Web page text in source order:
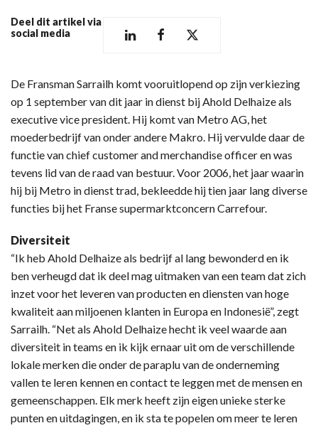
Deel dit artikel via
social media
De Fransman Sarrailh komt vooruitlopend op zijn verkiezing
op 1 september van dit jaar in dienst bij Ahold Delhaize als
executive vice president. Hij komt van Metro AG, het
moederbedrijf van onder andere Makro. Hij vervulde daar de
functie van chief customer and merchandise officer en was
tevens lid van de raad van bestuur. Voor 2006, het jaar waarin
hij bij Metro in dienst trad, bekleedde hij tien jaar lang diverse
functies bij het Franse supermarktconcern Carrefour.
Diversiteit
“Ik heb Ahold Delhaize als bedrijf al lang bewonderd en ik
ben verheugd dat ik deel mag uitmaken van een team dat zich
inzet voor het leveren van producten en diensten van hoge
kwaliteit aan miljoenen klanten in Europa en Indonesië”, zegt
Sarrailh. “Net als Ahold Delhaize hecht ik veel waarde aan
diversiteit in teams en ik kijk ernaar uit om de verschillende
lokale merken die onder de paraplu van de onderneming
vallen te leren kennen en contact te leggen met de mensen en
gemeenschappen. Elk merk heeft zijn eigen unieke sterke
punten en uitdagingen, en ik sta te popelen om meer te leren